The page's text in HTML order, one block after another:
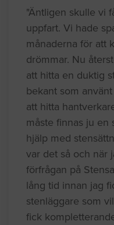
"Äntligen skulle vi
uppfart. Vi hade
månaderna för att
drömmar. Nu
att hitta en duktig
bekant som
att hitta
måste finnas ju en
hjälp med
var det så och när
förfrågan på
lång tid innan jag
stenläggare som
fick